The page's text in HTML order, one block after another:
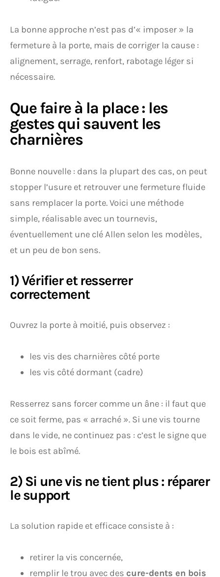
La bonne approche n’est pas d’« imposer » la
fermeture à la porte, mais de corriger la cause :
alignement, serrage, renfort, rabotage léger si
nécessaire.
Que faire à la place : les
gestes qui sauvent les
charnières
Bonne nouvelle : dans la plupart des cas, on peut
stopper l’usure et retrouver une fermeture fluide
sans remplacer la porte. Voici une méthode
simple, réalisable avec un tournevis,
éventuellement une clé Allen selon les modèles,
et un peu de bon sens.
1) Vérifier et resserrer
correctement
Ouvrez la porte à moitié, puis observez :
les vis des charnières côté porte
les vis côté dormant (cadre)
Resserrez sans forcer comme un âne : il faut que
ce soit ferme, pas « arraché ». Si une vis tourne
dans le vide, ne continuez pas : c’est le signe que
le bois est abîmé.
2) Si une vis ne tient plus : réparer
le support
La solution rapide et efficace consiste à :
retirer la vis concernée,
remplir le trou avec des cure-dents en bois